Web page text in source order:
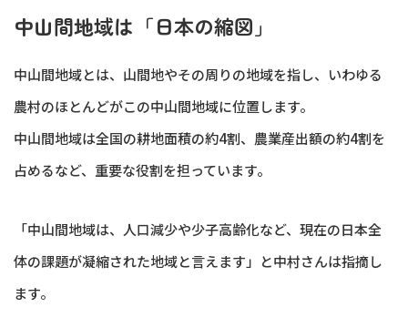
中山間地域は「日本の縮図」
中山間地域とは、山間地やその周りの地域を指し、いわゆる
農村のほとんどがこの中山間地域に位置します。
中山間地域は全国の耕地面積の約4割、農業産出額の約4割を
占めるなど、重要な役割を担っています。
「中山間地域は、人口減少や少子高齢化など、現在の日本全
体の課題が凝縮された地域と言えます」と中村さんは指摘し
ます。